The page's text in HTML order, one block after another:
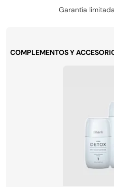
Garantía
COMPLEMENTOS Y